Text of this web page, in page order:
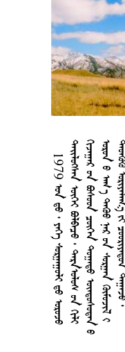
1979                           